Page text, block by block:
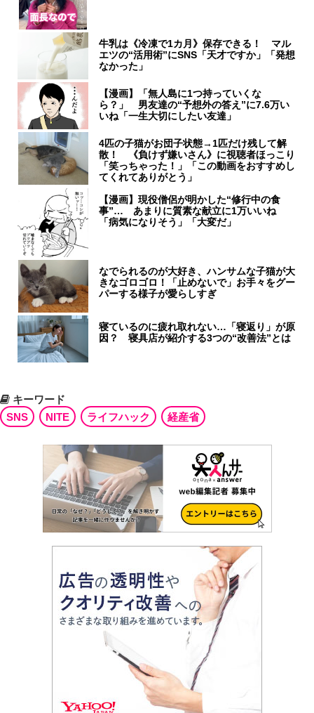
牛乳は《冷凍で1カ月》保存できる！ マル
エツの“活用術”にSNS「天才ですか」「発想
なかった」
【漫画】「無人島に1つ持っていくな
ら？」 男友達の“予想外の答え”に7.6万い
いね「一生大切にしたい友達」
4匹の子猫がお団子状態→1匹だけ残して解
散！ 《負けず嫌いさん》に視聴者ほっこり
「笑っちゃった！」「この動画をおすすめし
てくれてありがとう」
【漫画】現役僧侶が明かした“修行中の食
事”… あまりに質素な献立に1万いいね
「病気になりそう」「大変だ」
なでられるのが大好き、ハンサムな子猫が大
きなゴロゴロ！「止めないで」お手々をグー
パーする様子が愛らしすぎ
寝ているのに疲れ取れない…「寝返り」が原
因？ 寝具店が紹介する3つの“改善法”とは
キーワード
SNS
NITE ライフハック 経産省